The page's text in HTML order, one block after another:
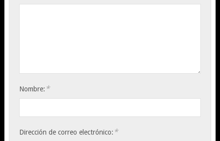
Nombre: *
Dirección de correo electrónico: *